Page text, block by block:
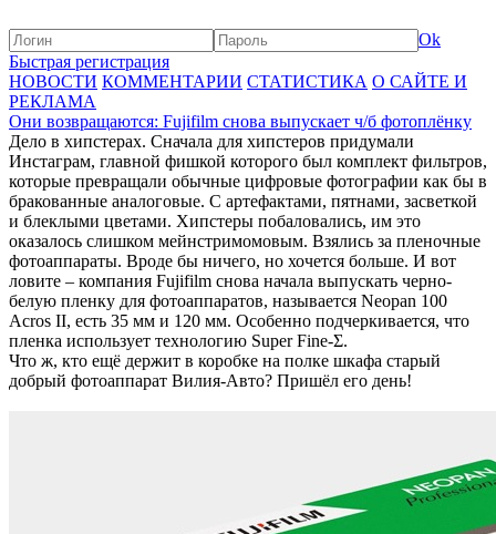
Ok
Быстрая регистрация
НОВОСТИ КОММЕНТАРИИ СТАТИСТИКА О САЙТЕ И
РЕКЛАМА
Они возвращаются: Fujifilm снова выпускает ч/б фотоплёнку
Дело в хипстерах. Сначала для хипстеров придумали
Инстаграм, главной фишкой которого был комплект фильтров,
которые превращали обычные цифровые фотографии как бы в
бракованные аналоговые. С артефактами, пятнами, засветкой
и блеклыми цветами. Хипстеры побаловались, им это
оказалось слишком мейнстримомовым. Взялись за пленочные
фотоаппараты. Вроде бы ничего, но хочется больше. И вот
ловите – компания Fujifilm снова начала выпускать черно-
белую пленку для фотоаппаратов, называется Neopan 100
Acros II, есть 35 мм и 120 мм. Особенно подчеркивается, что
пленка использует технологию Super Fine-Σ.
Что ж, кто ещё держит в коробке на полке шкафа старый
добрый фотоаппарат Вилия-Авто? Пришёл его день!